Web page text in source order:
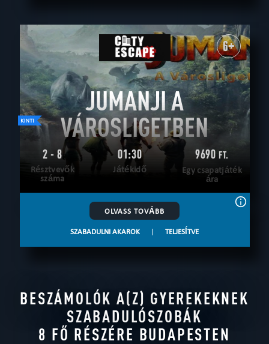
6+
JUMANJI A
VÁROSLIGETBEN
2 - 8
Résztvevők
száma
01:30
Játékidő
9690FT.
Egy csapatjáték
ára
OLVASS TOVÁBB
SZABADULNI AKAROK | TELJESÍTVE
BESZÁMOLÓK A(Z) GYEREKEKNEK
SZABADULÓSZOBÁK
8 FŐ RÉSZÉRE BUDAPESTEN